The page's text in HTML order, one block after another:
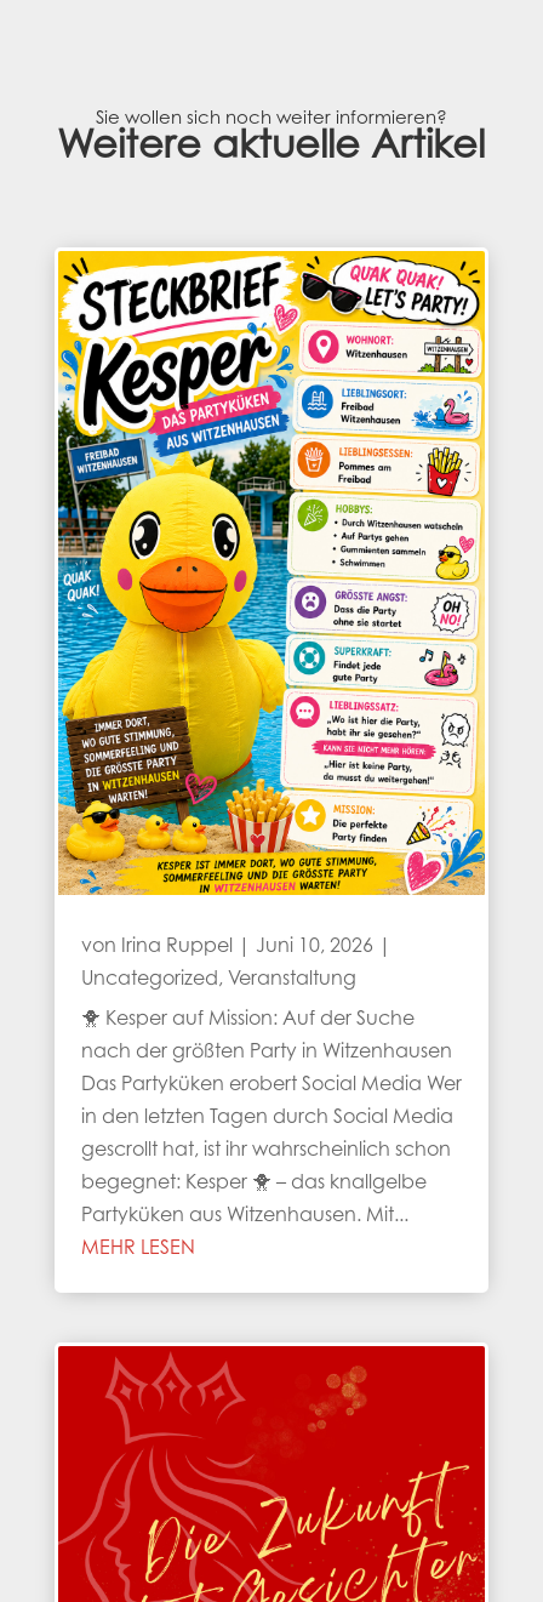
Sie wollen sich noch weiter informieren?
Weitere aktuelle Artikel
von Irina Ruppel Juni 10, 2026
Uncategorized, Veranstaltung
🐥 Kesper auf Mission: Auf der Suche
nach der größten Party in Witzenhausen
Das Partyküken erobert Social Media Wer
in den letzten Tagen durch Social Media
gescrollt hat, ist ihr wahrscheinlich schon
begegnet: Kesper 🐥 – das knallgelbe
Partyküken aus Witzenhausen. Mit...
MEHR LESEN